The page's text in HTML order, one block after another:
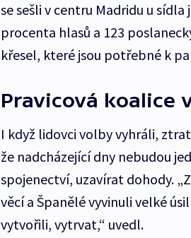
se sešli v centru Madridu u
procenta hlasů a 123
křesel, které jsou potřebné k
Pravicová koalice
I když lidovci volby vyhráli,
že nadcházející dny nebudou
spojenectví, uzavírat dohody.
věcí a Španělé vyvinuli velké
vytvořili, vytrvat,“ uvedl.